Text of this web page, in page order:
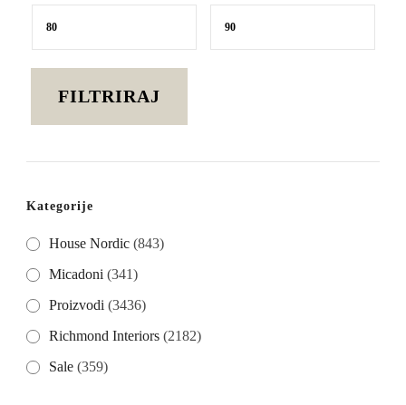
Min Maks
FILTRIRAJ
Kategorije
House Nordic (843)
Micadoni (341)
Proizvodi (3436)
Richmond Interiors (2182)
Sale (359)